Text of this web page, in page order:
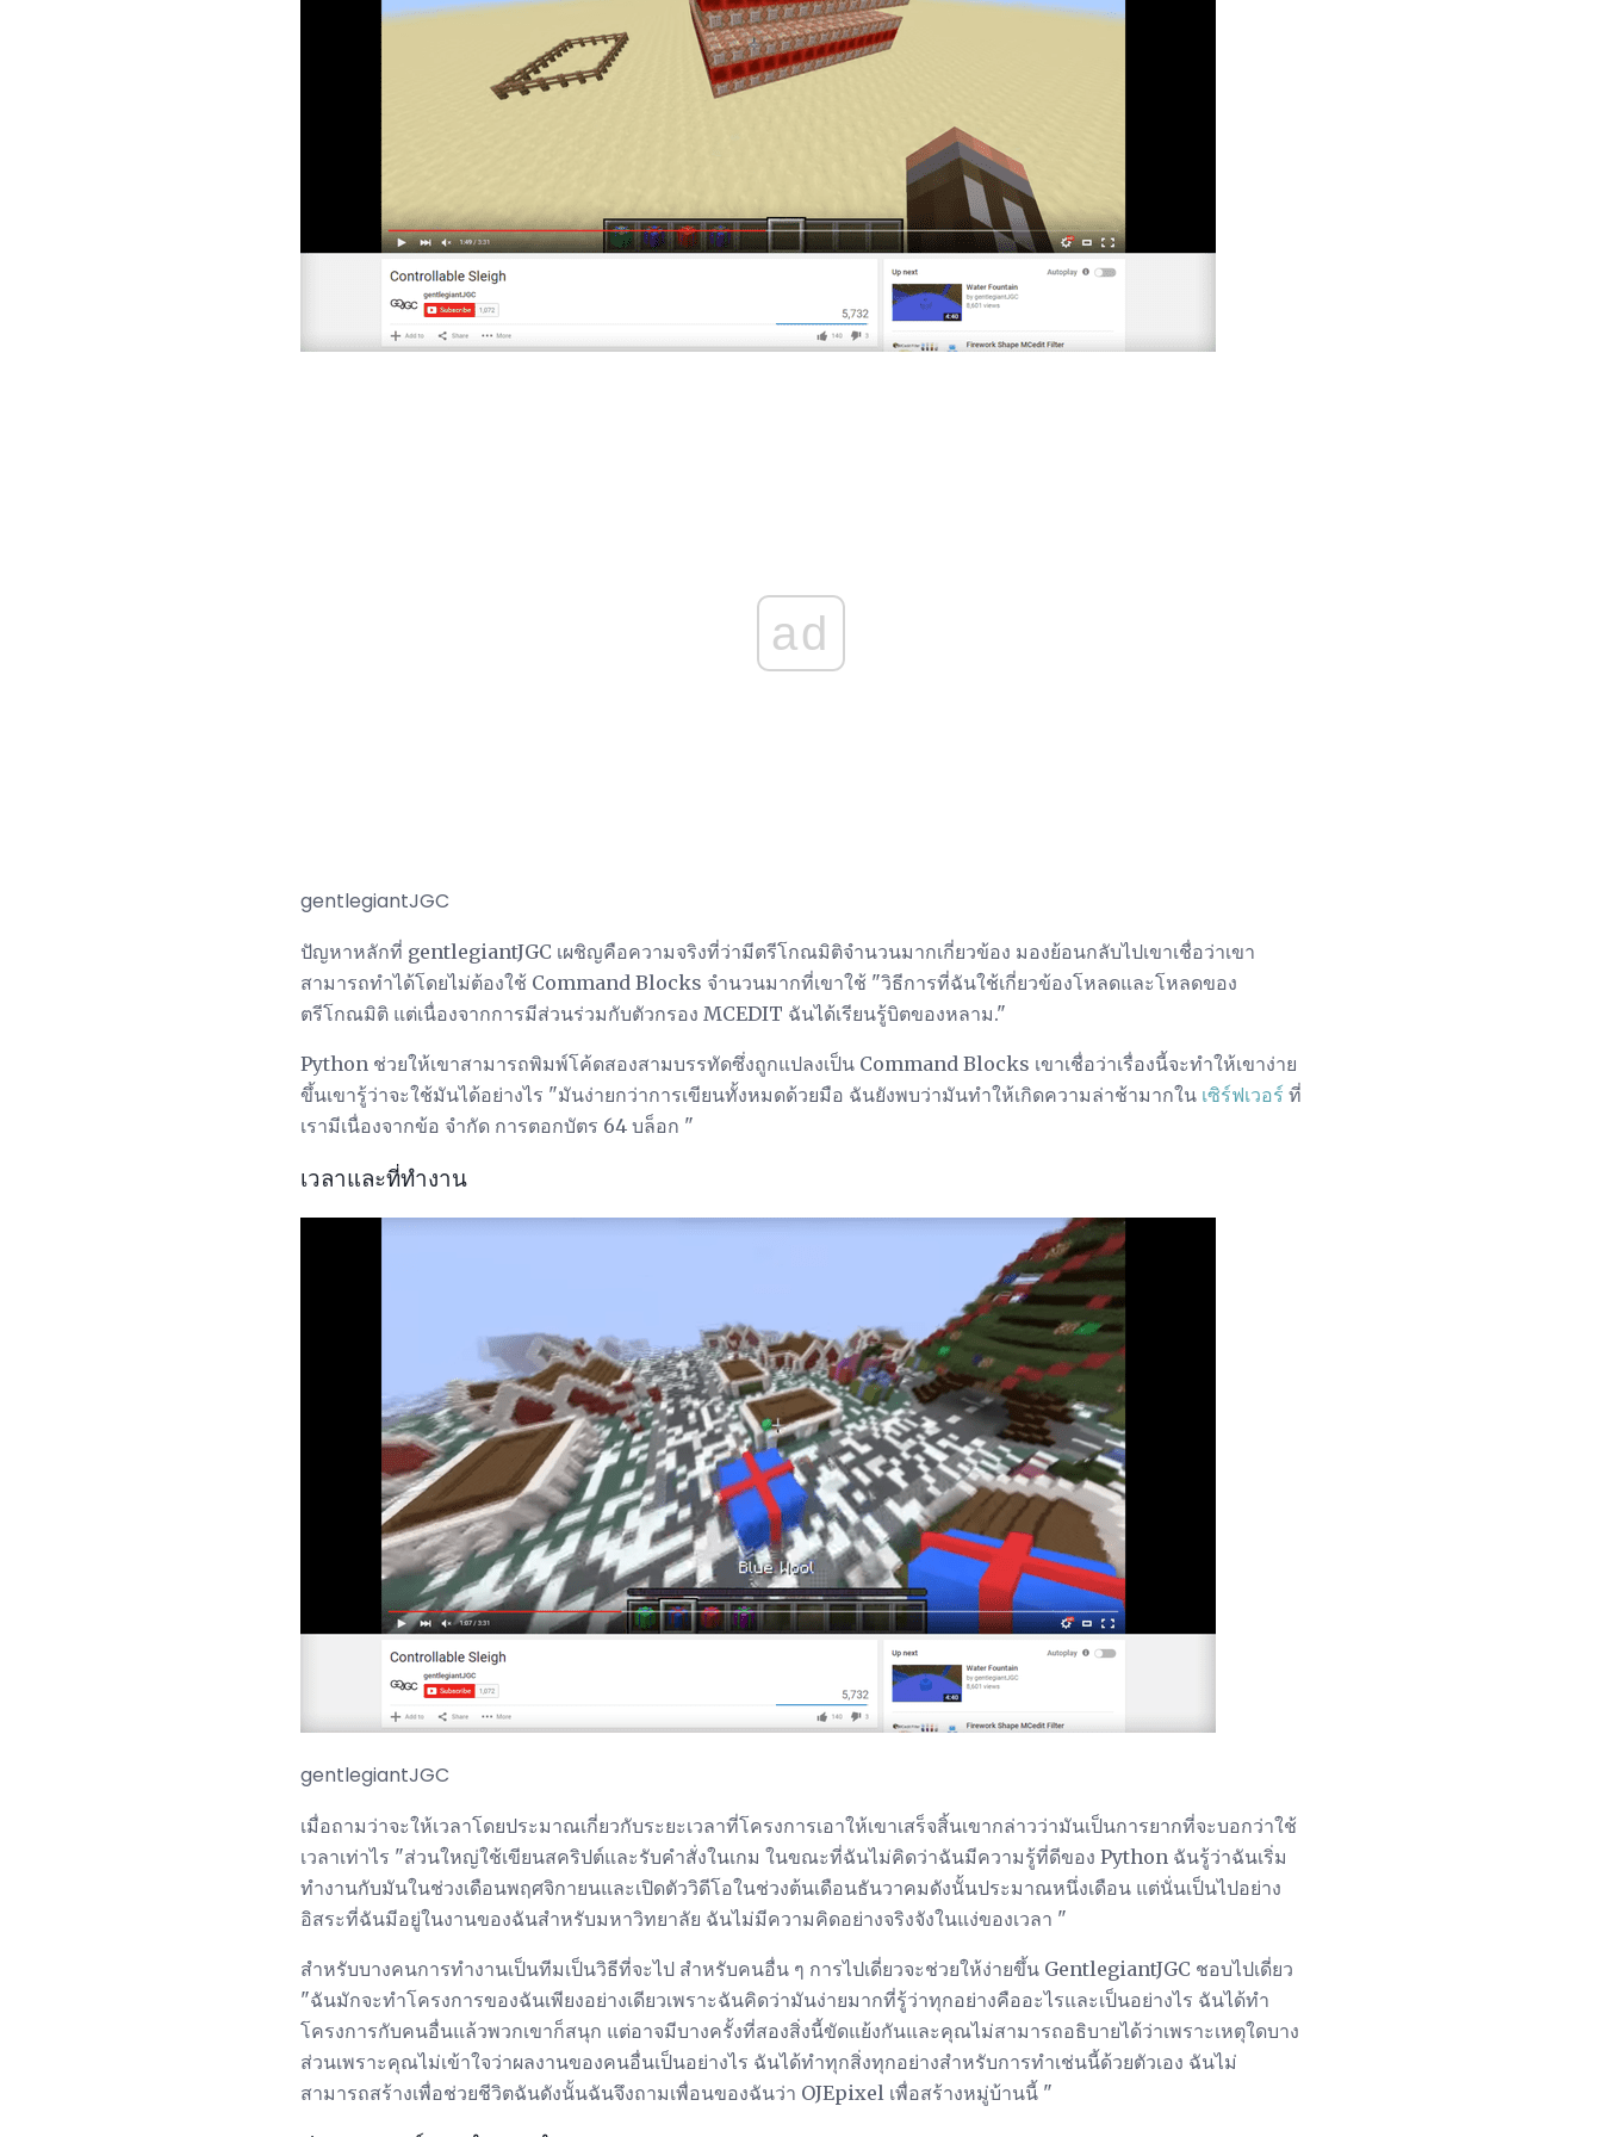
ad
gentlegiantJGC
ปัญหาหลักที่ gentlegiantJGC เผชิญคือความจริงที่ว่ามีตรีโกณมิติจำนวนมากเกี่ยวข้อง มองย้อนกลับไปเขาเชื่อว่าเขา
สามารถทำได้โดยไม่ต้องใช้ Command Blocks จำนวนมากที่เขาใช้ "วิธีการที่ฉันใช้เกี่ยวข้องโหลดและโหลดของ
ตรีโกณมิติ แต่เนื่องจากการมีส่วนร่วมกับตัวกรอง MCEDIT ฉันได้เรียนรู้บิตของหลาม."
Python ช่วยให้เขาสามารถพิมพ์โค้ดสองสามบรรทัดซึ่งถูกแปลงเป็น Command Blocks เขาเชื่อว่าเรื่องนี้จะทำให้เขาง่าย
ขึ้นเขารู้ว่าจะใช้มันได้อย่างไร "มันง่ายกว่าการเขียนทั้งหมดด้วยมือ ฉันยังพบว่ามันทำให้เกิดความล่าช้ามากใน เซิร์ฟเวอร์ ที่
เรามีเนื่องจากข้อ จำกัด การตอกบัตร 64 บล็อก "
เวลาและที่ทำงาน
gentlegiantJGC
เมื่อถามว่าจะให้เวลาโดยประมาณเกี่ยวกับระยะเวลาที่โครงการเอาให้เขาเสร็จสิ้นเขากล่าวว่ามันเป็นการยากที่จะบอกว่าใช้
เวลาเท่าไร "ส่วนใหญ่ใช้เขียนสคริปต์และรับคำสั่งในเกม ในขณะที่ฉันไม่คิดว่าฉันมีความรู้ที่ดีของ Python ฉันรู้ว่าฉันเริ่ม
ทำงานกับมันในช่วงเดือนพฤศจิกายนและเปิดตัววิดีโอในช่วงต้นเดือนธันวาคมดังนั้นประมาณหนึ่งเดือน แต่นั่นเป็นไปอย่าง
อิสระที่ฉันมีอยู่ในงานของฉันสำหรับมหาวิทยาลัย ฉันไม่มีความคิดอย่างจริงจังในแง่ของเวลา "
สำหรับบางคนการทำงานเป็นทีมเป็นวิธีที่จะไป สำหรับคนอื่น ๆ การไปเดี่ยวจะช่วยให้ง่ายขึ้น GentlegiantJGC ชอบไปเดี่ยว
"ฉันมักจะทำโครงการของฉันเพียงอย่างเดียวเพราะฉันคิดว่ามันง่ายมากที่รู้ว่าทุกอย่างคืออะไรและเป็นอย่างไร ฉันได้ทำ
โครงการกับคนอื่นแล้วพวกเขาก็สนุก แต่อาจมีบางครั้งที่สองสิ่งนี้ขัดแย้งกันและคุณไม่สามารถอธิบายได้ว่าเพราะเหตุใดบาง
ส่วนเพราะคุณไม่เข้าใจว่าผลงานของคนอื่นเป็นอย่างไร ฉันได้ทำทุกสิ่งทุกอย่างสำหรับการทำเช่นนี้ด้วยตัวเอง ฉันไม่
สามารถสร้างเพื่อช่วยชีวิตฉันดังนั้นฉันจึงถามเพื่อนของฉันว่า OJEpixel เพื่อสร้างหมู่บ้านนี้ "